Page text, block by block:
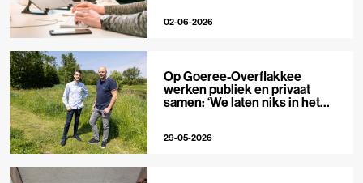
02-06-2026
Op Goeree-Overflakkee
werken publiek en privaat
samen: ‘We laten niks in het
29-05-2026